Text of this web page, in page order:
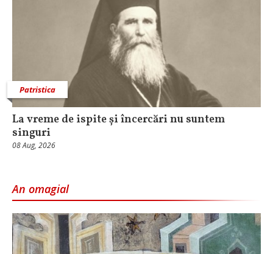
Patristica
La vreme de ispite și încercări nu suntem
singuri
08 Aug, 2026
An omagial